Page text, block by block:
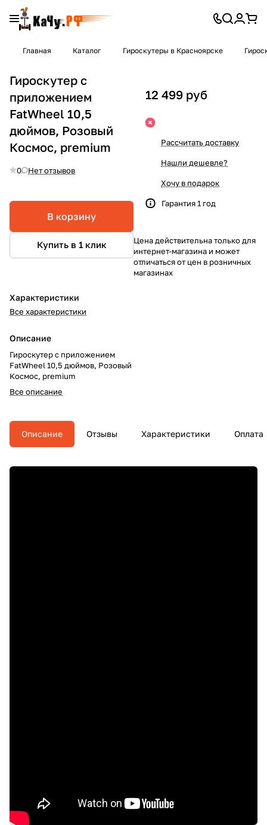
Главная Каталог Гироскутеры в Красноярске
Гироскутер c
приложением
FatWheel 10,5
дюймов, Розовый
Космос, premium
0 Нет отзывов
В корзину
Купить в 1 клик
Характеристики
Все характеристики
Описание
Гироскутер c приложением
FatWheel 10,5 дюймов, Розовый
Космос, premium
Все описание
12 499 руб
Рассчитать доставку
Нашли дешевле?
Хочу в подарок
Гарантия 1 год
Цена действительна только для
интернет-магазина и может
отличаться от цен в розничных
магазинах
Описание Отзывы Характеристики Оплата